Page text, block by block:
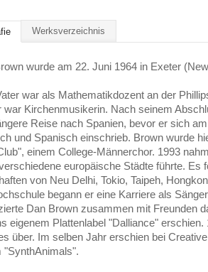
Werksverzeichnis
wurde am 22. Juni 1964 in Exeter
war als Mathematikdozent an der
war Kirchenmusikerin. Nach seinem
Reise nach Spanien, bevor er sich
und Spanisch einschrieb. Brown wurde
einem College-Männerchor. 1993
europäische Städte führte. Es
von Neu Delhi, Tokio, Taipeh,
begann er eine Karriere als
Dan Brown zusammen mit Freunden
eigenem Plattenlabel "Dalliance"
über. Im selben Jahr erschien bei
"SynthAnimals".